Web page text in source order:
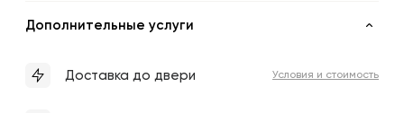
Дополнительные услуги
Доставка до двери Условия и стоимость